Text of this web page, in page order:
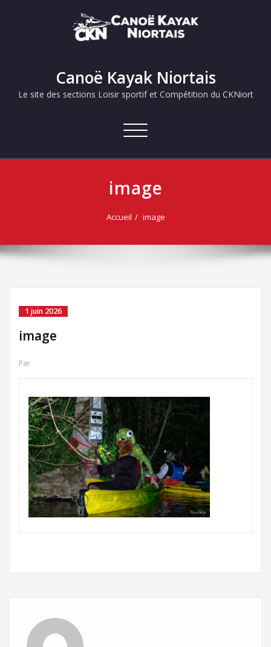
Canoë Kayak Niortais
Le site des sections Loisir sportif et Compétition du CKNiort
Afficher/masquer
navigation
image
Accueil image
1 juin 2026
image
Par